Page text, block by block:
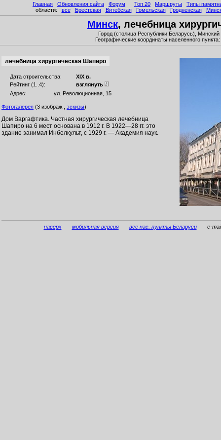
Главная Обновления сайта Форум Топ 20 Маршруты
Типы
области: все Брестская Витебская Гомельская Гродненская
Минск, лечебница
Город (столица Республики Беларусь),
Географические координаты населенного пункта:
лечебница хирургическая Шапиро
Дата строительства:
XIX в.
Рейтинг (1..4):
взглянуть
Адрес:
ул. Революционная, 15
Фотогалерея (3 изображ., эскизы)
Дом Варгафтика. Частная хирургическая лечебница
Шапиро на 6 мест основана в 1912 г. В 1922—28 гг. это
здание занимал Инбелкульт, с 1929 г. — Академия наук.
наверх мобильная версия все нас. пункты Беларуси e-